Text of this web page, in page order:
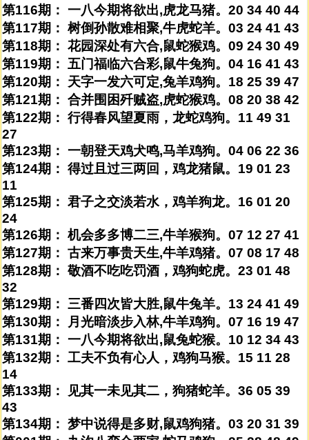
第116期： 一八今期将欲出,虎龙马猪。20 34 40 44
第117期： 树倒孙散难相聚,牛虎蛇羊。03 24 41 43
第118期： 花园深处有六合,鼠蛇猴鸡。09 24 30 49
第119期： 五门福临六合彩,鼠牛兔狗。04 16 41 43
第120期： 天字一发六可定,兔羊鸡狗。18 25 39 47
第121期： 合并围困歼贼盗,虎蛇猴鸡。08 20 38 42
第122期： 行得春风望夏雨，龙蛇鸡狗。11 49 31
27
第123期： 一朝登天鸡犬鸣,马羊鸡狗。04 06 22 36
第124期： 得过且过三两回，鸡龙猪鼠。19 01 23
11
第125期： 君子之交淡若水，鸡羊狗龙。16 01 20
24
第126期： 机会多多博二三,牛羊猴狗。07 12 27 41
第127期： 古来万事贵天生,牛羊鸡猪。07 08 17 48
第128期： 敬酒不吃吃罚酒，鸡狗蛇虎。23 01 48
32
第129期： 三番四次皆大胜,鼠牛兔羊。13 24 41 49
第130期： 月光暗淡步入林,牛羊鸡狗。07 16 19 47
第131期： 一八今期将欲出,鼠兔蛇猴。10 12 34 43
第132期： 工夫不负有心人，鸡狗马猴。15 11 28
14
第133期： 见其一未见其二，狗猪蛇羊。36 05 39
43
第134期： 梦中说得是多财,鼠鸡狗猪。03 20 31 39